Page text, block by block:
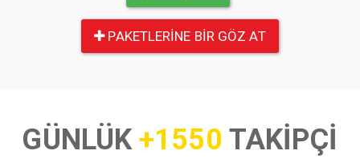
PAKETLERINE BIR GÖZ AT
GÜNLÜK+1550 TAKİPÇİ